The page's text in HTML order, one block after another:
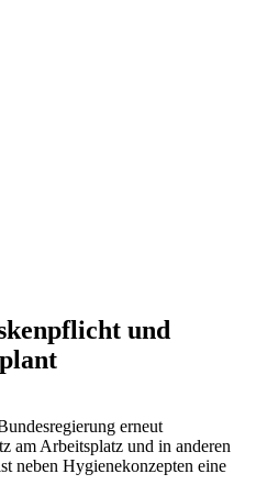
und
erneut
am Arbeitsplatz und in anderen
neben Hygienekonzepten eine